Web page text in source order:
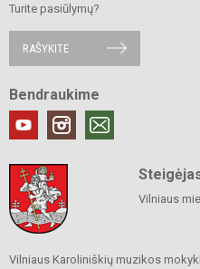
Turite pasiūlymų?
RAŠYKITE
Bendraukime
Vilniaus
Vilniaus Karoliniškių muzikos